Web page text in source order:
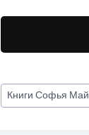
Метки
записи:
КнигиСофья Май